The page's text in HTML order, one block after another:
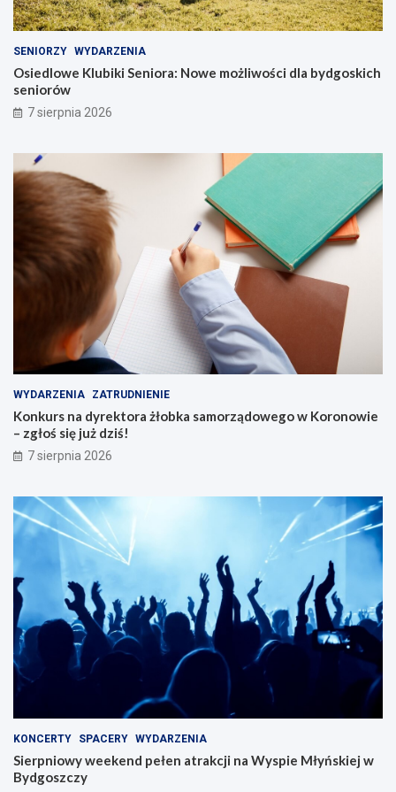
SENIORZY WYDARZENIA
Osiedlowe Klubiki Seniora: Nowe możliwości dla bydgoskich
seniorów
7 sierpnia 2026
WYDARZENIA ZATRUDNIENIE
Konkurs na dyrektora żłobka samorządowego w Koronowie
– zgłoś się już dziś!
7 sierpnia 2026
KONCERTY SPACERY WYDARZENIA
Sierpniowy weekend pełen atrakcji na Wyspie Młyńskiej w
Bydgoszczy